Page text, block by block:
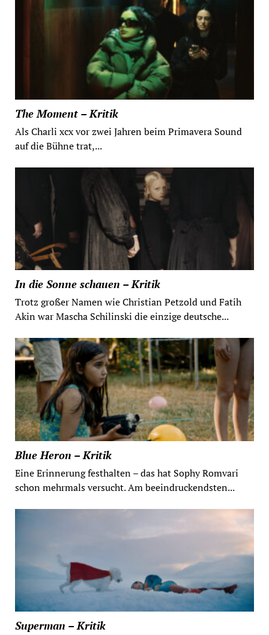
The Moment – Kritik
Als Charli xcx vor zwei Jahren beim Primavera Sound
auf die Bühne trat,...
In die Sonne schauen – Kritik
Trotz großer Namen wie Christian Petzold und Fatih
Akin war Mascha Schilinski die einzige deutsche...
Blue Heron – Kritik
Eine Erinnerung festhalten – das hat Sophy Romvari
schon mehrmals versucht. Am beeindruckendsten...
Superman – Kritik